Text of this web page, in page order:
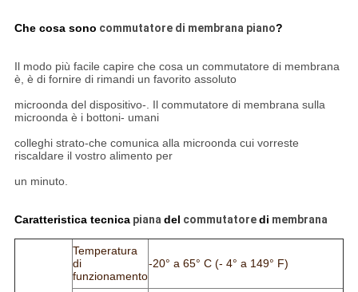
Che cosa sono commutatore di membrana piano?
Il modo più facile capire che cosa un commutatore di membrana
è, è di fornire di rimandi un favorito assoluto
microonda del dispositivo-. Il commutatore di membrana sulla
microonda è i bottoni- umani
colleghi strato-che comunica alla microonda cui vorreste
riscaldare il vostro alimento per
un minuto.
Caratteristica tecnicapianadel commutatoredi membrana
Temperatura
di
funzionamento
-20° a 65° C (- 4° a 149° F)